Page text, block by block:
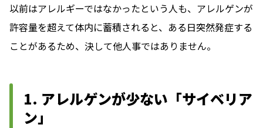
以前はアレルギーではなかったという人も、アレルゲンが
許容量を超えて体内に蓄積されると、ある日突然発症する
ことがあるため、決して他人事ではありません。
1. アレルゲンが少ない「サイベリア
ン」